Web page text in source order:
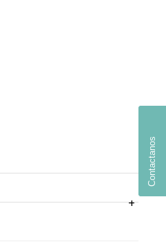
Contactanos